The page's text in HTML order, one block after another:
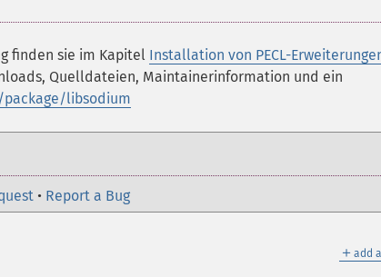
finden sie im Kapitel Installation von PECL-
Quelldateien, Maintainerinformation und ein
libsodium
• Report a Bug
＋ add